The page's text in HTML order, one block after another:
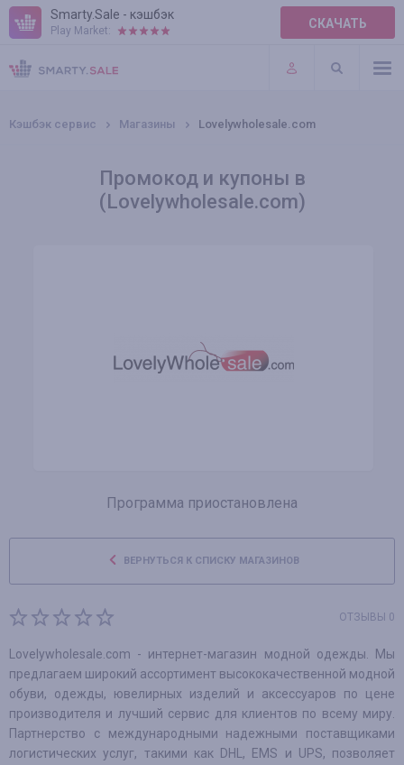
Smarty.Sale - кэшбэк
Play Market: СКАЧАТЬ
ПРАВИЛА
ПЛАГИНЫ
Кэшбэк сервис Магазины Lovelywholesale.com
Промокод и купоны в
(Lovelywholesale.com)
Программа приостановлена
ВЕРНУТЬСЯ К СПИСКУ МАГАЗИНОВ
ОТЗЫВЫ 0
Lovelywholesale.com - интернет-магазин модной одежды. Мы
предлагаем широкий ассортимент высококачественной модной
обуви, одежды, ювелирных изделий и аксессуаров по цене
производителя и лучший сервис для клиентов по всему миру.
Партнерство с международными надежными поставщиками
логистических услуг, такими как DHL, EMS и UPS, позволяет